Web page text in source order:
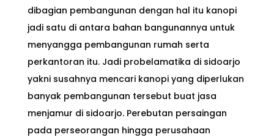
dibagian pembangunan dengan hal itu kanopi
jadi satu di antara bahan bangunannya untuk
menyangga pembangunan rumah serta
perkantoran itu. Jadi probelamatika di sidoarjo
yakni susahnya mencari kanopi yang diperlukan
banyak pembangunan tersebut buat jasa
menjamur di sidoarjo. Perebutan persaingan
pada perseorangan hingga perusahaan